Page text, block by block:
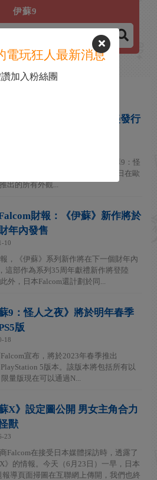
伊蘇9
《伊蘇9：怪人之夜》歐美發行
商Falcom宣布，ARPG遊戲《伊蘇9：怪
本將於5月9日在北美發行，5月12日在歐
出的所有外觀...
財報：《伊蘇》新作將於
年內發售
10
，《伊蘇》系列新作將在下一個財年內
這部作為系列35周年獻禮新作將登陸
外，日本Falcom還計劃於同...
蘇9：怪人之夜》將於明年春季
版
18
宣布，將於2023年春季推出
5版本。該版本將包括所有以
量版現在可以通過N...
蘇X》設定圖公開 男女主角合力
獸
23
Falcom在接受日本媒體採訪時，透露了
》的情報。今天（6月23日）一早，日本
報導頁面掃圖在互聯網上傳開，我們也終
電玩狂人最新消息
加入粉絲團